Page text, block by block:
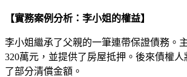
【實務案例分析：李小姐的權益】
李小姐繼承了父親的一筆連帶保證債務。
320萬元，並提供了房屋抵押。後來債權
了部分清償金額。